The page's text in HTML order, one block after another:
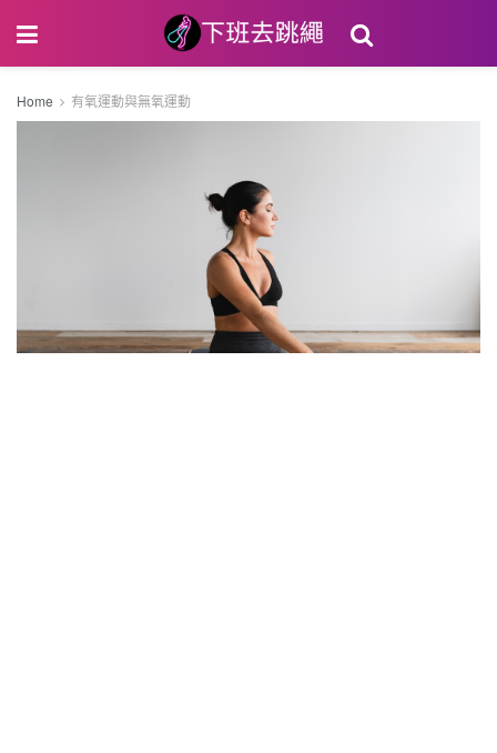
Home 有氧運動與無氧運動